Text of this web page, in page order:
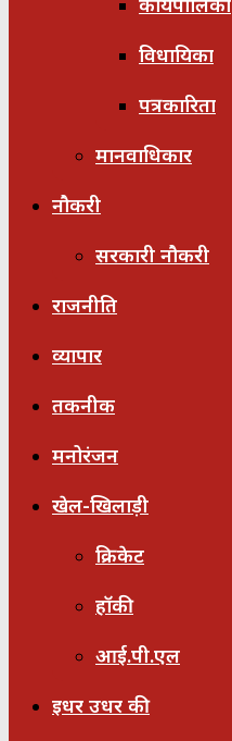
विधायिका
पत्रकारिता
मानवाधिकार
नौकरी
सरकारी नौकरी
राजनीति
व्यापार
तकनीक
मनोरंजन
खेल-खिलाड़ी
क्रिकेट
हॉकी
आई.पी.एल
इधर उधर की